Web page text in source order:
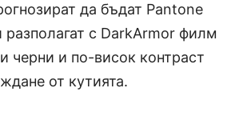
да бъдат Pantone
разполагат с DarkArmor филм
черни и по-висок контраст
от кутията.